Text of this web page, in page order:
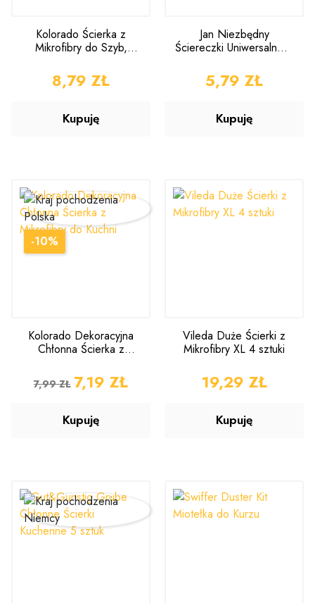
Kolorado Ścierka z
Mikrofibry do Szyb,
CENA
8,79 ZŁ
Kupuję
Jan Niezbędny
Ściereczki Uniwersalne 5
CENA
5,79 ZŁ
Kupuję
Kolorado Dekoracyjna
Chłonna Ścierka z
CENA PODSTAWOWA
7,99 ZŁ CENA
7,19 ZŁ
Kupuję
-10%
Vileda Duże Ścierki z
Mikrofibry XL 4 sztuki
CENA
19,29 ZŁ
Kupuję